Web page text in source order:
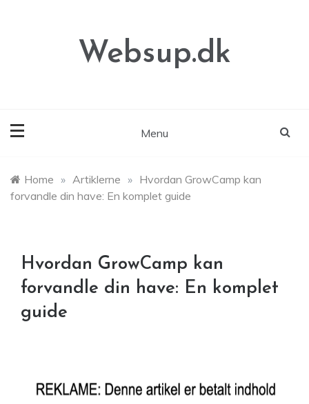
Websup.dk
Menu
Home » Artiklerne » Hvordan GrowCamp kan
forvandle din have: En komplet guide
Hvordan GrowCamp kan
forvandle din have: En komplet
guide